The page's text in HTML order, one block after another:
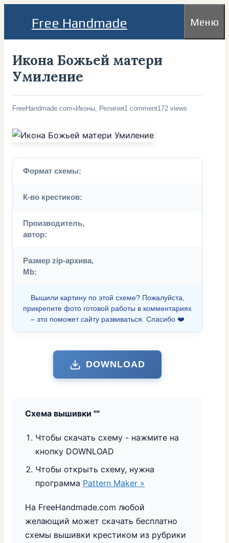
Free Handmade Меню
Икона Божьей матери
Умиление
FreeHandmade.com»Иконы, Религия1 comment172 views
Формат схемы:
К-во крестиков:
Производитель,
автор:
Размер zip-архива,
Mb:
Вышили картину по этой схеме? Пожалуйста,
прикрепите фото готовой работы в комментариях
– это поможет сайту развиваться. Спасибо ❤️
DOWNLOAD
Схема вышивки ""
Чтобы скачать схему - нажмите на
кнопку DOWNLOAD
Чтобы открыть схему, нужна
программа Pattern Maker »
На FreeHandmade.com любой
желающий может скачать бесплатно
схемы вышивки крестиком из рубрики